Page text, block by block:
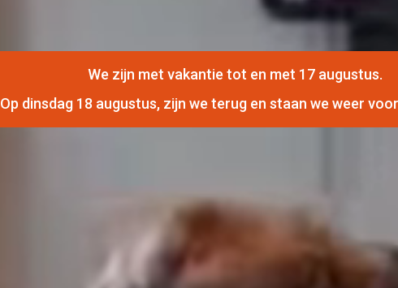
We zijn met vakantie tot en met 17 augustus.
Op dinsdag 18 augustus, zijn we terug en staan we weer